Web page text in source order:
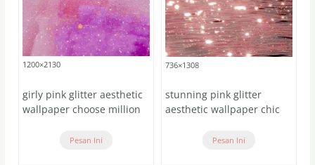
1200×2130
girly pink glitter aesthetic
wallpaper choose million
Pesan Ini
736×1308
stunning pink glitter
aesthetic wallpaper chic
Pesan Ini